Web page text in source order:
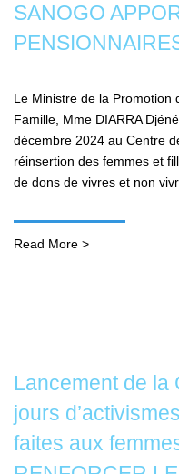
SANOGO
Le Ministre de la Promotion
Famille, Mme DIARRA
décembre 2024 au Centre
réinsertion des femmes et
de dons de vivres et non
Read More >
Lancement de la
jours
faites aux